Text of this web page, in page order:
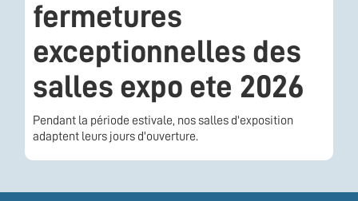
fermetures
exceptionnelles des
salles expo ete 2026
Pendant la période estivale, nos salles d'exposition
adaptent leurs jours d'ouverture.